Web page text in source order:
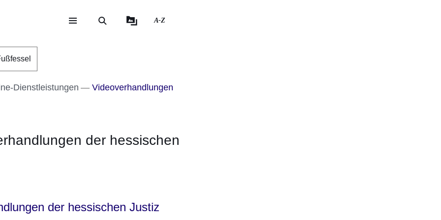
A-Z
Dienstleistungen Videoverhandlungen
der hessischen
der hessischen Justiz